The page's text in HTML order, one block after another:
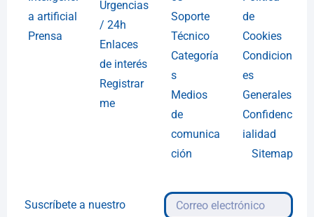
a artificial
Prensa
Urgencias
/ 24h
Enlaces
de interés
Registrar
me
Soporte
Técnico
Categoría
s
Medios
de
comunica
ción
de
Cookies
Condicion
es
Generales
Confidenc
ialidad
Sitemap
Suscríbete a nuestro